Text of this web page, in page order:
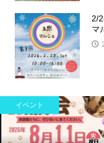
2/
マ
イベント